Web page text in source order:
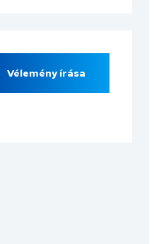
Vélemény írása